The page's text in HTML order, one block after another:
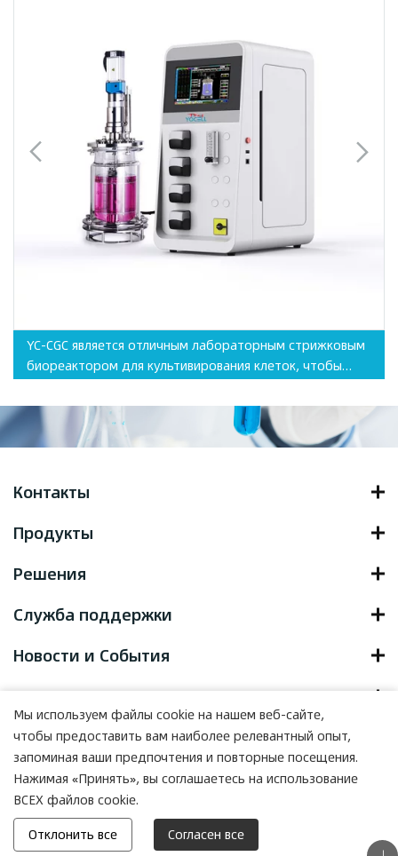
YC-CGC является отличным лабораторным стрижковым
биореактором для культивирования клеток, чтобы
сосудом с двойной стенкой, гибкой работой и более
обширным применением.
Контакты
Продукты
Решения
Служба поддержки
Новости и События
Copyright © 2022 Yocell Biotechnology (Qingdao) Co., LTD. , All
Powered by HiCheng
(Карта сайта)
Мы используем файлы cookie на нашем веб-сайте,
чтобы предоставить вам наиболее релевантный опыт,
запоминая ваши предпочтения и повторные посещения.
Нажимая «Принять», вы соглашаетесь на использование
ВСЕХ файлов cookie.
Отклонить все Согласен все